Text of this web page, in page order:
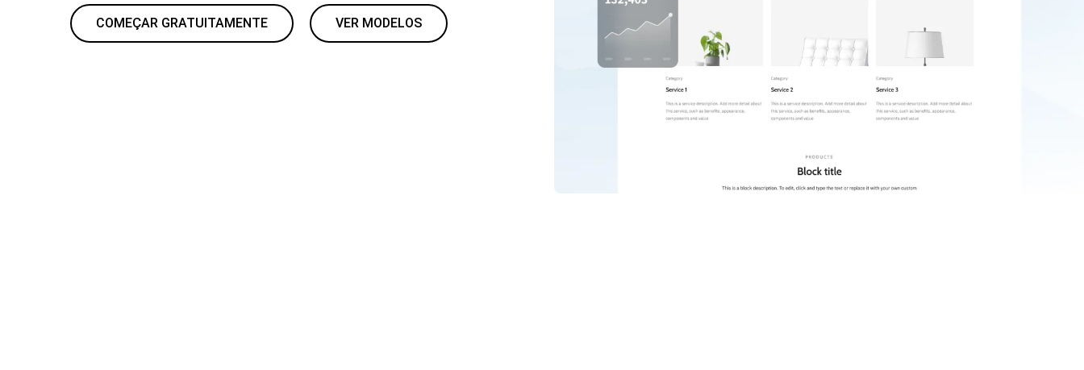
COMEÇAR GRATUITAMENTE VER MODELOS